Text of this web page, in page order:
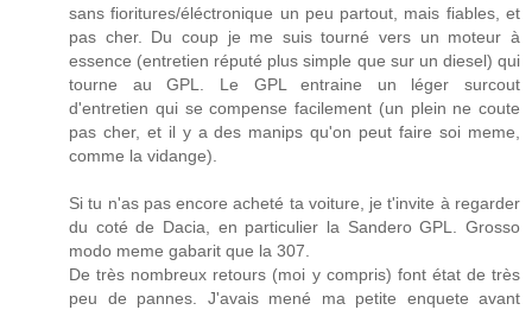
sans fioritures/éléctronique un peu partout, mais fiables, et
pas cher. Du coup je me suis tourné vers un moteur à
essence (entretien réputé plus simple que sur un diesel) qui
tourne au GPL. Le GPL entraine un léger surcout
d'entretien qui se compense facilement (un plein ne coute
pas cher, et il y a des manips qu'on peut faire soi meme,
comme la vidange).
Si tu n'as pas encore acheté ta voiture, je t'invite à regarder
du coté de Dacia, en particulier la Sandero GPL. Grosso
modo meme gabarit que la 307.
De très nombreux retours (moi y compris) font état de très
peu de pannes. J'avais mené ma petite enquete avant